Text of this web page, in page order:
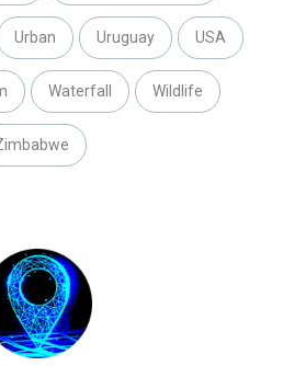
Urban Uruguay USA
Waterfall Wildlife